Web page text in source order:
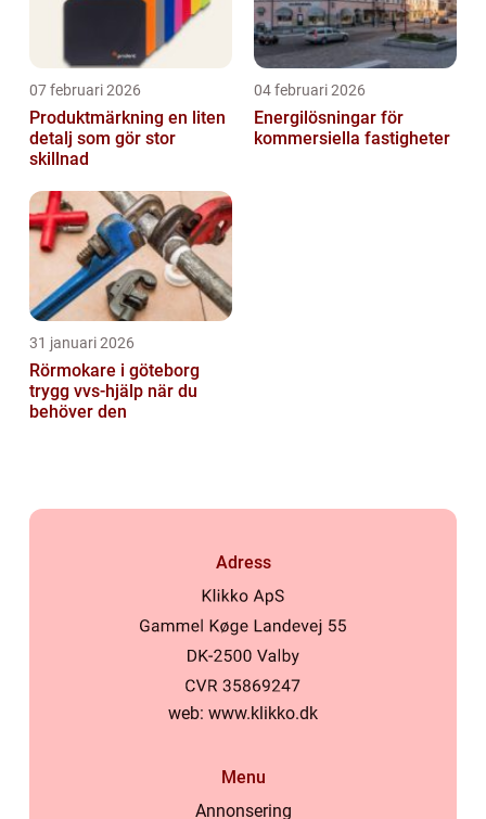
07 februari 2026
Produktmärkning en liten
detalj som gör stor
skillnad
04 februari 2026
Energilösningar för
kommersiella fastigheter
31 januari 2026
Rörmokare i göteborg
trygg vvs-hjälp när du
behöver den
Adress
web: www.klikko.dk
Menu
Annonsering